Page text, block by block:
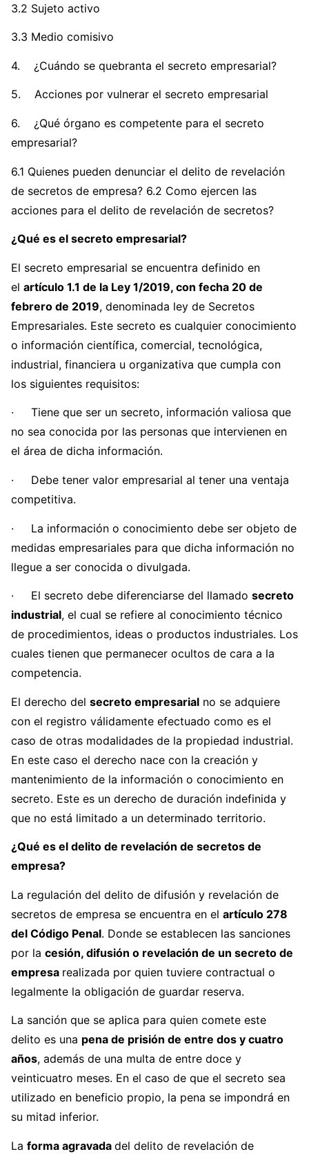
3.2 Sujeto activo
3.3 Medio comisivo
4. ¿Cuándo se quebranta el secreto empresarial?
5. Acciones por vulnerar el secreto empresarial
6. ¿Qué órgano es competente para el secreto
empresarial?
6.1 Quienes pueden denunciar el delito de revelación
de secretos de empresa? 6.2 Como ejercen las
acciones para el delito de revelación de secretos?
¿Qué es el secreto empresarial?
El secreto empresarial se encuentra definido en
el artículo 1.1 de la Ley 1/2019, con fecha 20 de
febrero de 2019, denominada ley de Secretos
Empresariales. Este secreto es cualquier conocimiento
o información científica, comercial, tecnológica,
industrial, financiera u organizativa que cumpla con
los siguientes requisitos:
· Tiene que ser un secreto, información valiosa que
no sea conocida por las personas que intervienen en
el área de dicha información.
· Debe tener valor empresarial al tener una ventaja
competitiva.
· La información o conocimiento debe ser objeto de
medidas empresariales para que dicha información no
llegue a ser conocida o divulgada.
· El secreto debe diferenciarse del llamado secreto
industrial, el cual se refiere al conocimiento técnico
de procedimientos, ideas o productos industriales. Los
cuales tienen que permanecer ocultos de cara a la
competencia.
El derecho del secreto empresarial no se adquiere
con el registro válidamente efectuado como es el
caso de otras modalidades de la propiedad industrial.
En este caso el derecho nace con la creación y
mantenimiento de la información o conocimiento en
secreto. Este es un derecho de duración indefinida y
que no está limitado a un determinado territorio.
¿Qué es el delito de revelación de secretos de
empresa?
La regulación del delito de difusión y revelación de
secretos de empresa se encuentra en el artículo 278
del Código Penal. Donde se establecen las sanciones
por la cesión, difusión o revelación de un secreto de
empresa realizada por quien tuviere contractual o
legalmente la obligación de guardar reserva.
La sanción que se aplica para quien comete este
delito es una pena de prisión de entre dos y cuatro
años, además de una multa de entre doce y
veinticuatro meses. En el caso de que el secreto sea
utilizado en beneficio propio, la pena se impondrá en
su mitad inferior.
La forma agravada del delito de revelación de